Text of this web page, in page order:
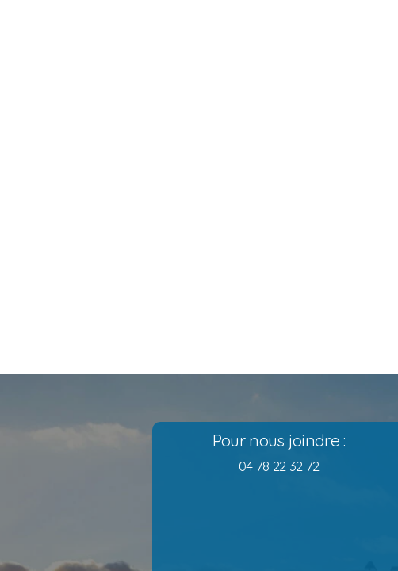
Pour nous joindre :
04 78 22 32 72